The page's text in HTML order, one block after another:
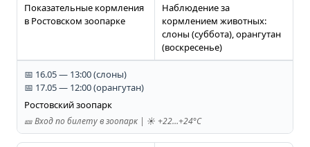
Показательные кормления
в Ростовском зоопарке
Наблюдение за
кормлением животных:
слоны (суббота), орангутан
(воскресенье)
📅 16.05 — 13:00 (слоны)
📅 17.05 — 12:00 (орангутан)
Ростовский зоопарк
🎫 Вход по билету в зоопарк | ☀️ +22…+24°C